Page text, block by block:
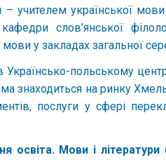
– учителем української
слов’янської
у закладах загальної
Українсько-польському
знаходиться на ринку
послуги у сфері
освіта. Мови і літератури